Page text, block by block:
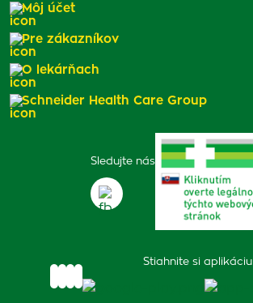
Sledujte nás
Stiahnite si aplikáciu
Môj účet
Pre zákazníkov
O lekárňach
Schneider Health Care Group